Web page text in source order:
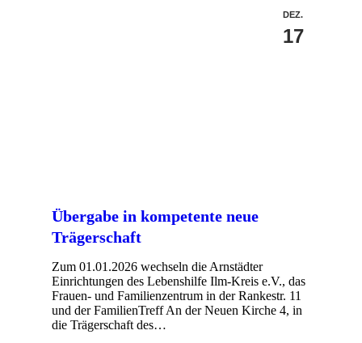
DEZ.
17
Übergabe in kompetente neue
Trägerschaft
Zum 01.01.2026 wechseln die Arnstädter
Einrichtungen des Lebenshilfe Ilm-Kreis e.V., das
Frauen- und Familienzentrum in der Rankestr. 11
und der FamilienTreff An der Neuen Kirche 4, in
die Trägerschaft des…